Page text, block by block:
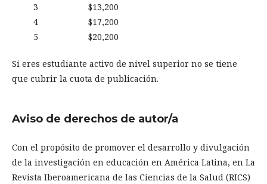
3 $13,200
4 $17,200
5 $20,200
Si eres estudiante activo de nivel superior no se tiene
que cubrir la cuota de publicación.
Aviso de derechos de autor/a
Con el propósito de promover el desarrollo y divulgación
de la investigación en educación en América Latina, en La
Revista Iberoamericana de las Ciencias de la Salud (RICS)